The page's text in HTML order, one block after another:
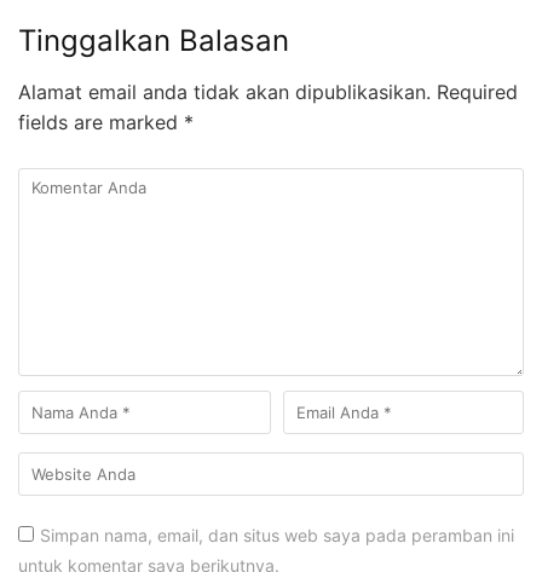
Tinggalkan Balasan
Alamat email anda tidak akan dipublikasikan. Required
fields are marked *
Simpan nama, email, dan situs web saya pada peramban ini
untuk komentar saya berikutnya.